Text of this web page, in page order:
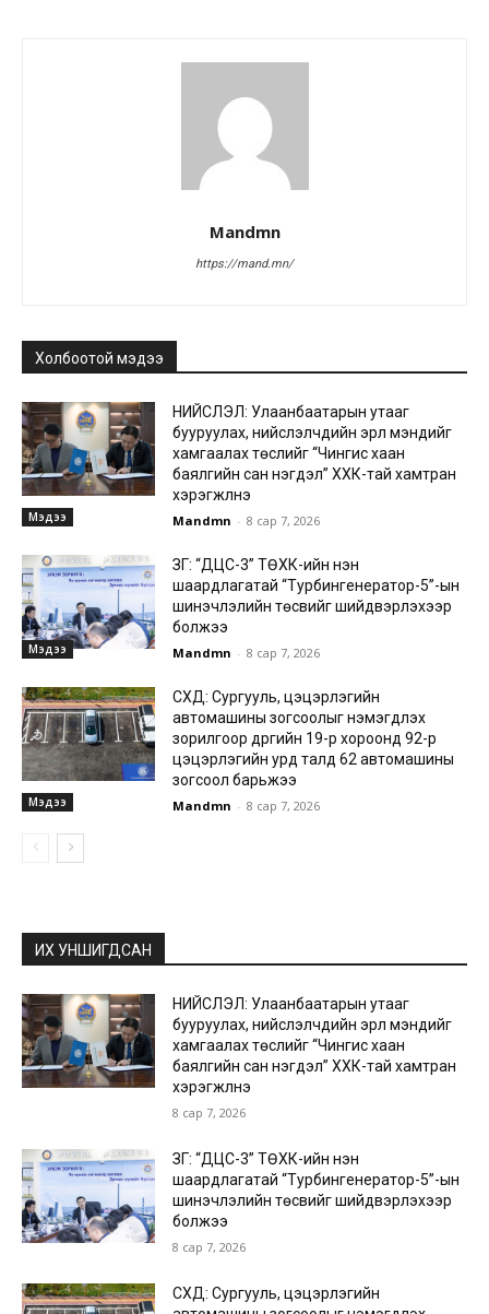
Mandmn
https://mand.mn/
Холбоотой мэдээ
Мэдээ
НИЙСЛЭЛ: Улаанбаатарын утааг
бууруулах, нийслэлчүүдийн эрүүл мэндийг
хамгаалах төслийг “Чингис хаан
баялгийн сан нэгдэл” ХХК-тай хамтран
хэрэгжүүлнэ
Mandmn - 8 сар 7, 2026
Мэдээ
ЗГ: “ДЦС-3” ТӨХК-ийн нэн
шаардлагатай “Турбингенератор-5”-ын
шинэчлэлийн төсвийг шийдвэрлэхээр
болжээ
Mandmn - 8 сар 7, 2026
Мэдээ
СХД: Сургууль, цэцэрлэгийн
автомашины зогсоолыг нэмэгдүүлэх
зорилгоор дүүргийн 19-р хороонд 92-р
цэцэрлэгийн урд талд 62 автомашины
зогсоол барьжээ
Mandmn - 8 сар 7, 2026
ИХ УНШИГДСАН
НИЙСЛЭЛ: Улаанбаатарын утааг
бууруулах, нийслэлчүүдийн эрүүл мэндийг
хамгаалах төслийг “Чингис хаан
баялгийн сан нэгдэл” ХХК-тай хамтран
хэрэгжүүлнэ
8 сар 7, 2026
ЗГ: “ДЦС-3” ТӨХК-ийн нэн
шаардлагатай “Турбингенератор-5”-ын
шинэчлэлийн төсвийг шийдвэрлэхээр
болжээ
8 сар 7, 2026
СХД: Сургууль, цэцэрлэгийн